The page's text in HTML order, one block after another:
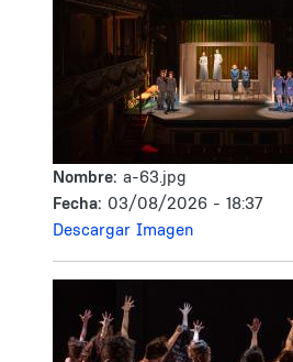
Nombre: a-63.jpg
Fecha: 03/08/2026 - 18:37
Descargar Imagen